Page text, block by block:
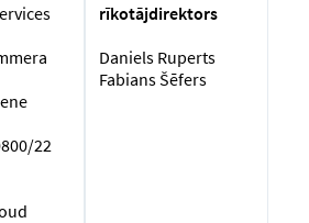
22
rīkotājdirektors
Daniels Ruperts
Fabians Šēfers